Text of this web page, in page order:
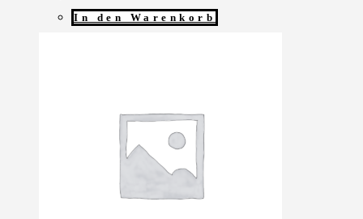
In den Warenkorb